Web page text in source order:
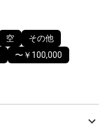
空
その他
〜￥100,000